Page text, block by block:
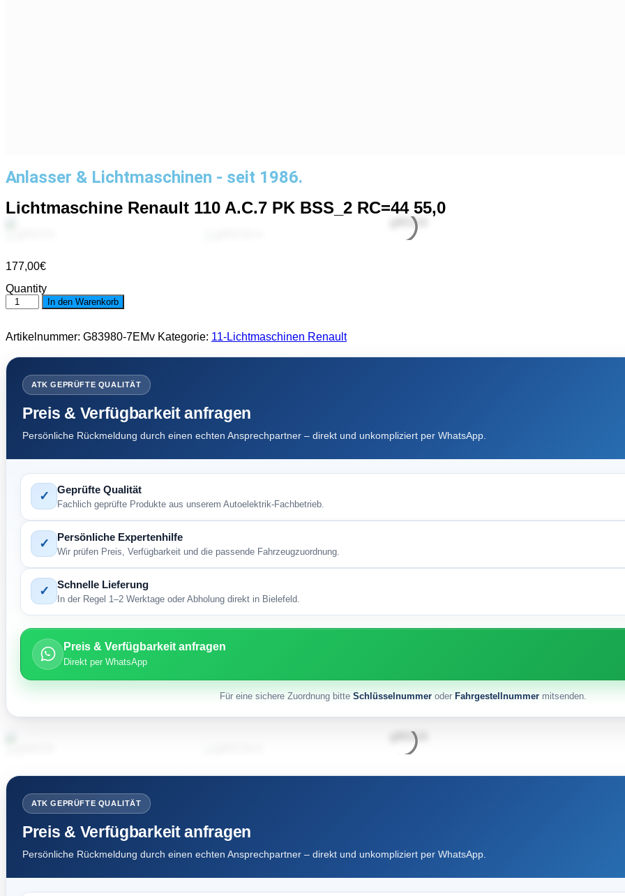
Anlasser & Lichtmaschinen - seit 1986.
Lichtmaschine Renault 110 A.C.7 PK BSS_2 RC=44 55,0
177,00€
Quantity
Lichtmaschine
Renault
A.C.7
PK
BSS_2
RC=44
55,0
Menge
In den Warenkorb
Artikelnummer: G83980-7EMv Kategorie: 11-Lichtmaschinen Renault
ATK GEPRÜFTE QUALITÄT
Preis & Verfügbarkeit anfragen
Persönliche Rückmeldung durch einen echten Ansprechpartner – direkt und unkompliziert per WhatsApp.
✓ Geprüfte Qualität
Fachlich geprüfte Produkte aus unserem Autoelektrik-Fachbetrieb.
✓ Persönliche Expertenhilfe
Wir prüfen Preis, Verfügbarkeit und die passende Fahrzeugzuordnung.
✓ Schnelle Lieferung
In der Regel 1–2 Werktage oder Abholung direkt in Bielefeld.
Preis & Verfügbarkeit anfragen
Direkt per WhatsApp
Für eine sichere Zuordnung bitte Schlüsselnummer oder Fahrgestellnummer mitsenden.
ATK GEPRÜFTE QUALITÄT
Preis & Verfügbarkeit anfragen
Persönliche Rückmeldung durch einen echten Ansprechpartner – direkt und unkompliziert per WhatsApp.